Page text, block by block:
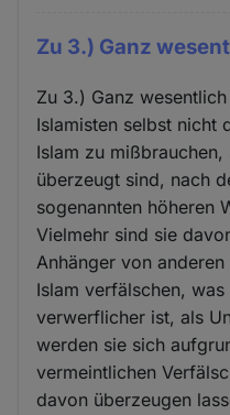
Zu 3.) Ganz
Zu 3.) Ganz
Islamisten selbst nicht
Islam zu
überzeugt sind, nach
sogenannten höheren
Vielmehr sind sie
Anhänger von
Islam verfälschen,
verwerflicher ist, als
werden sie sich
vermeintlichen
davon überzeugen